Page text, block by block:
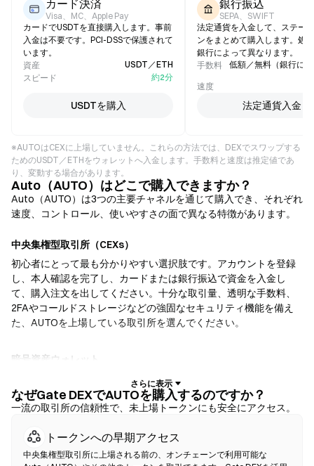
カード決済
Visa、MC、Apple Pay
カードでUSDTを直接購入します。事前
入金は不要です。PCI-DSSで保護されて
います。
資産
USDT／ETH
スピード
約2分
USDTを購入
銀行振込
SEPA、SWIFT
法定通貨を入金して、ステー
ンをまとめて購入します。処
銀行によって異なります。
手数料
低額／無料（銀行に
速度
法定通貨入金
※AUTOはCEXに上場していません。これらの方法では、DEXでスワップする
ためのUSDT／ETHをウォレットへ入金します。手数料と速度は推定値であ
り、変動する場合があります。
Auto（AUTO）はどこで購入できますか？
Auto（AUTO）は3つの主要チャネルを通じて購入でき、それぞれ
速度、コントロール、使いやすさの面で異なる特徴があります。
中央集権型取引所（CEXs）
初心者にとって最も分かりやすい選択肢です。アカウントを登録
し、本人確認を完了し、カードまたは銀行振込で資金を入金し
て、購入注文を出してください。十分な取引量、透明な手数料、
2FAやコールドストレージなどの強固なセキュリティ機能を備え
た、AUTOを上場している取引所を選んでください。
暗号資産ウォレット
自己保管を重視するユーザー向けです。ノンカストディアルウォ
レットでは、お客様自身が秘密鍵を保有し、ウォレットのインタ
ーフェース内で直接トークンをスワップできます。一部のウォレ
にクレジットカードでAUTOを購入できます。いかなる取引で
も、確認前に必ずシードフレーズをバックアップし、コントラク
なぜGate DEXでAUTOを購入するのですか？
一流の取引所の信頼性で、未上場トークンにも安全にアクセス。
トークンへの早期アクセス
中央集権型取引所に上場される前の、オンチェーンで利用可能な